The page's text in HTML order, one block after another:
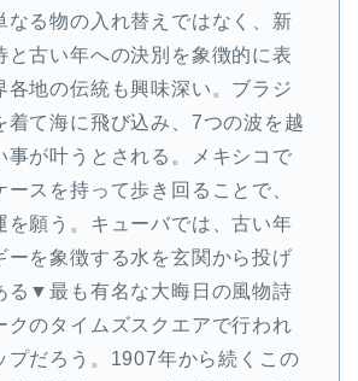
なる物の入れ替えではなく、新
と古い年への決別を象徴的に表
地の伝統も興味深い。ブラジ
着て海に飛び込み、7つの波を越
事が叶うとされる。メキシコで
ースを持って歩き回ることで、
を願う。キューバでは、古い年
ーを象徴する水を玄関から投げ
る▼最も有名な大晦日の風物詩
クのタイムズスクエアで行われ
プだろう。1907年から続くこの